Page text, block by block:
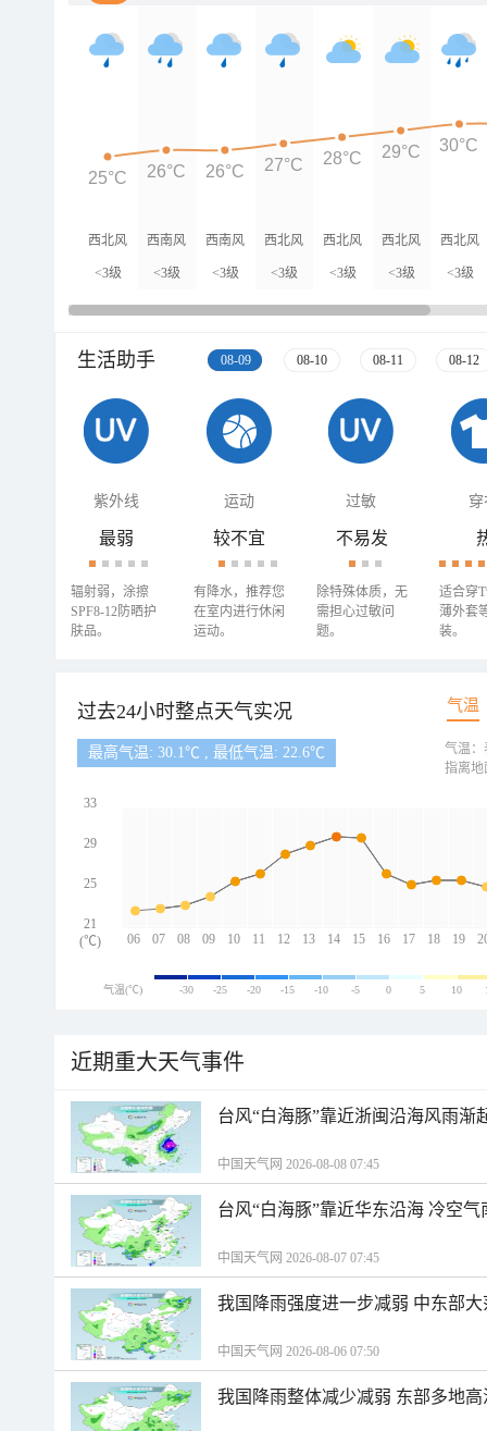
西北风
<3级
西南风
<3级
西南风
<3级
西北风
<3级
西北风
<3级
西北风
<3级
西北风
<3级
25°C 26°C 26°C 27°C 28°C 29°C 30°C
生活助手 08-09 08-10 08-11 08-12
紫外线 运动 过敏 穿
最弱
辐射弱，涂擦
SPF8-12防晒护
肤品。
较不宜
有降水，推荐您
在室内进行休闲
运动。
不易发
除特殊体质，无
需担心过敏问
题。
适合穿
薄外套
装。
过去24小时整点天气实况 气温
最高气温: 30.1℃ , 最低气温: 22.6℃
06 07 08 09 10 11 12 13 14 15 16 17 18 19
33
29
25
21
(℃)
气温：
指离地
气温(℃) -30 -25 -20 -15 -10 -5 0 5 10
近期重大天气事件
台风“白海豚”靠近浙闽沿海风雨渐
中国天气网 2026-08-08 07:45
台风“白海豚”靠近华东沿海 冷空
中国天气网 2026-08-07 07:45
我国降雨强度进一步减弱 中东部
中国天气网 2026-08-06 07:50
我国降雨整体减少减弱 东部多地